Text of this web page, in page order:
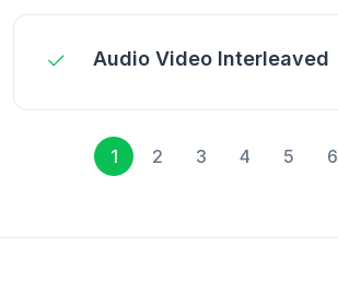
Audio Video Interleaved
1 2 3 4 5 6